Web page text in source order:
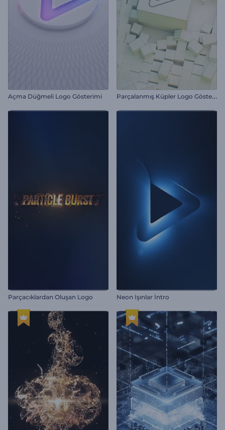
Açma Düğmeli Logo Gösterimi P
arçalanmış Küpler Logo Gösterimi
Parçacıklardan Oluşan Logo Neon Işınlar İntro